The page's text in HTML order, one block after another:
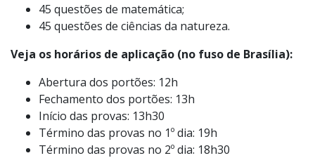
45 questões de matemática;
45 questões de ciências da natureza.
Veja os horários de aplicação (no fuso de Brasília):
Abertura dos portões: 12h
Fechamento dos portões: 13h
Início das provas: 13h30
Término das provas no 1º dia: 19h
Término das provas no 2º dia: 18h30